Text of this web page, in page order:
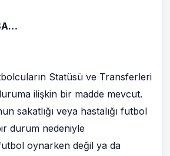
Statüsü ve Transferleri
ilişkin bir madde mevcut.
sakatlığı veya hastalığı futbol
durum nedeniyle
oynarken değil ya da